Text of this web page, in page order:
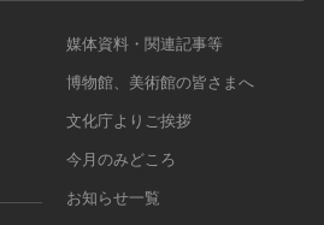
媒体資料・関連記事等
博物館、美術館の皆さまへ
文化庁よりご挨拶
今月のみどころ
お知らせ一覧